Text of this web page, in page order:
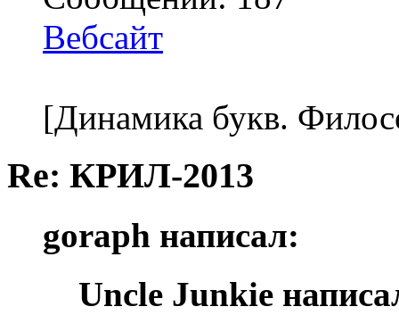
Вебсайт
[Динамика букв.
Re: КРИЛ-2013
goraph написал:
Uncle Junkie